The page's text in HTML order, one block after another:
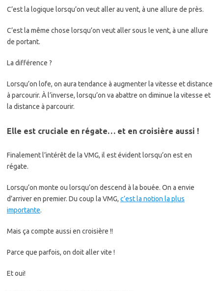
C’est la logique lorsqu’on veut aller au vent, à une allure de près.
C’est la même chose lorsqu’on veut aller sous le vent, à une allure
de portant.
La différence ?
Lorsqu’on lofe, on aura tendance à augmenter la vitesse et distance
à parcourir. À l’inverse, lorsqu’on va abattre on diminue la vitesse et
la distance à parcourir.
Elle est cruciale en régate… et en croisière aussi !
Finalement l’intérêt de la VMG, il est évident lorsqu’on est en
régate.
Lorsqu’on monte ou lorsqu’on descend à la bouée. On a envie
d’arriver en premier. Du coup la VMG, c’est la notion la plus
importante.
Mais ça compte aussi en croisière !!
Parce que parfois, on doit aller vite !
Et oui!